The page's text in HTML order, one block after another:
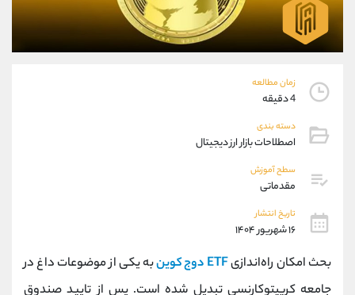
زمان مطالعه
4 دقیقه
دسته بندی
اصطلاحات بازار ارز دیجیتال
سطح آموزش
مقدماتی
تاریخ انتشار
۱۶ شهریور ۱۴۰۴
بحث امکان راه‌اندازیETF دوج کوین
به یکی از موضوعات داغ در
جامعه کریپتوکارنسی تبدیل شده است. پس از تایید صندوق
09927779040
واتساپ شروع گفتگو
تلگرام @Armteam_admin_por
پشتیبان فروش
موبایل
اطلاعات تماس (دفتر فروش)
تلفن 021-22021030
021-22021040